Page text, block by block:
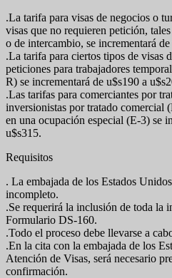
.La tarifa para visas de negocios o
visas que no requieren petición,
o de intercambio, se incrementará
.La tarifa para ciertos tipos de visas
peticiones para trabajadores
R) se incrementará de u$s190 a
.Las tarifas para comerciantes por
inversionistas por tratado comercial
en una ocupación especial (E-3) se
u$s315.
Requisitos
. La embajada de los Estados
incompleto.
.Se requerirá la inclusión de toda la
Formulario DS-160.
.Todo el proceso debe llevarse a
.En la cita con la embajada de los
Atención de Visas, será necesario
confirmación.